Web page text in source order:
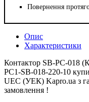
Повернення
Опис
Характеристики
Контактор SB-РC-018
PC1-SB-018-220-10
UEC (УЕК) Kapro.ua з
замовлення !